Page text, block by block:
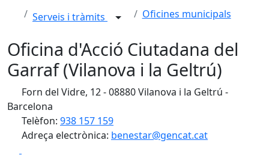
Serveis i tràmits Oficines municipals
Oficina d'Acció Ciutadana del
Garraf (Vilanova i la Geltrú)
Forn del Vidre, 12 - 08880 Vilanova i la Geltrú -
Barcelona
Telèfon: 938 157 159
Adreça electrònica: benestar@gencat.cat